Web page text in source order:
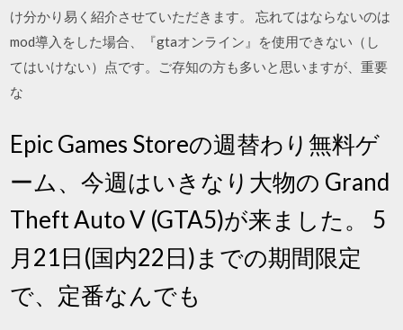
け分かり易く紹介させていただきます。 忘れてはならないのは
mod導入をした場合、『gtaオンライン』を使用できない（し
てはいけない）点です。ご存知の方も多いと思いますが、重要
な
Epic Games Storeの週替わり無料ゲ
ーム、今週はいきなり大物の Grand
Theft Auto V (GTA5)が来ました。 5
月21日(国内22日)までの期間限定
で、定番なんでも